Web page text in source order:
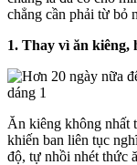
chẳng cần phải từ bỏ
1. Thay vì ăn kiêng,
Ăn kiêng không nhất
khiến ban liên tục
độ, tự nhồi nhét thức